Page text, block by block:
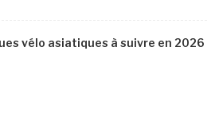
vélo asiatiques à suivre en 2026